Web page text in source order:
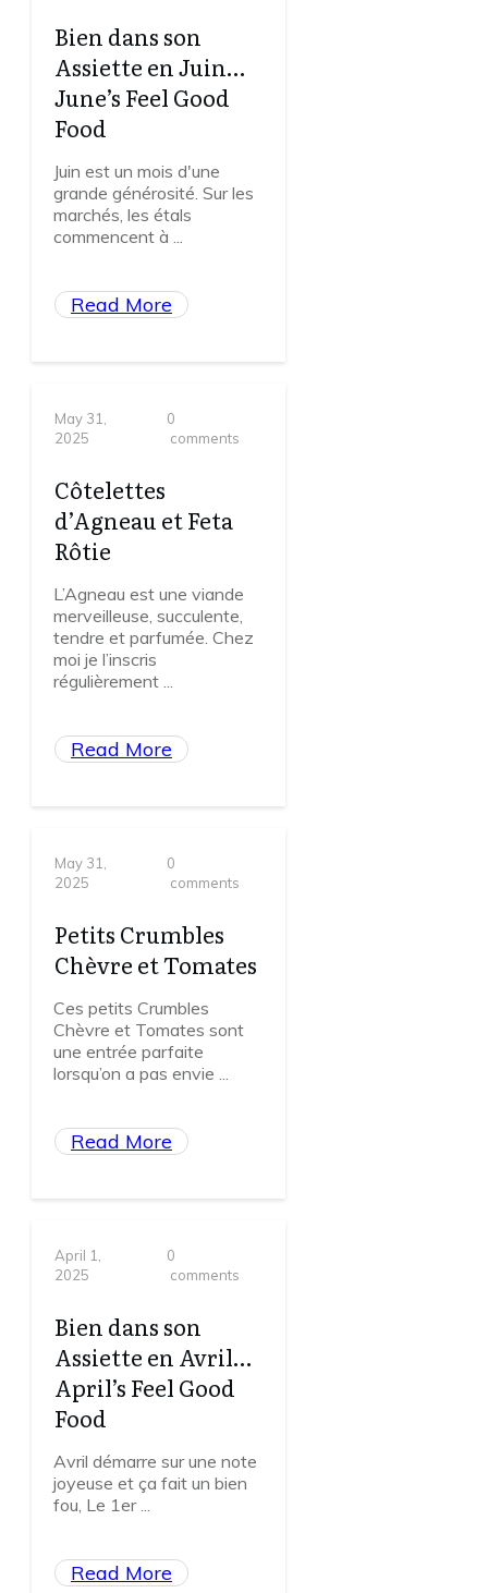
Bien dans son
Assiette en Juin…
June’s Feel Good
Food
Juin est un mois d'une
grande générosité. Sur les
marchés, les étals
commencent à ...
Read More
May 31,
2025
0
comments
Côtelettes
d’Agneau et Feta
Rôtie
L’Agneau est une viande
merveilleuse, succulente,
tendre et parfumée. Chez
moi je l’inscris
régulièrement ...
Read More
May 31,
2025
0
comments
Petits Crumbles
Chèvre et Tomates
Ces petits Crumbles
Chèvre et Tomates sont
une entrée parfaite
lorsqu’on a pas envie ...
Read More
April 1,
2025
0
comments
Bien dans son
Assiette en Avril…
April’s Feel Good
Food
Avril démarre sur une note
joyeuse et ça fait un bien
fou, Le 1er...
Read More